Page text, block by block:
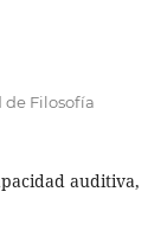
de Filosofía
auditiva,